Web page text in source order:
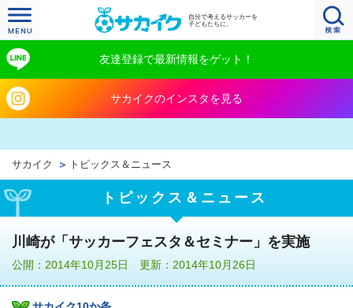
自分で考えるサッカーを
子どもたちに。
友達登録で最新情報をゲット！
サカイクのインスタを見る
サカイク トピックス＆ニュース
トピックス＆ニュース
川崎が「サッカーフェスタ＆セミナー」を実施
公開：2014年10月25日 更新：2014年10月26日